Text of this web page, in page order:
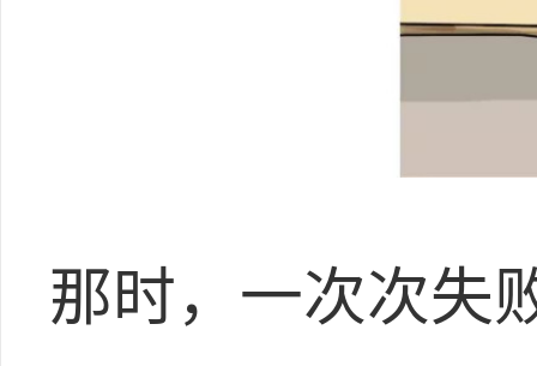
那时，一次次失